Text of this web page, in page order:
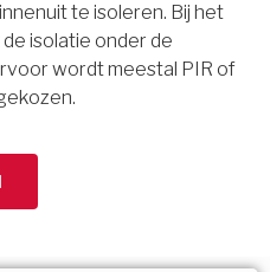
te isoleren. Bij het
isolatie onder de
wordt meestal PIR of